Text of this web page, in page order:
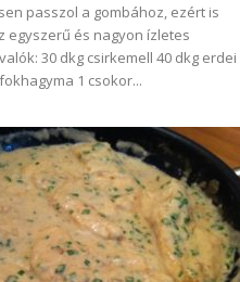
passzol a gombához, ezért is
egyszerű és nagyon ízletes
30 dkg csirkemell 40 dkg erdei
1 csokor...